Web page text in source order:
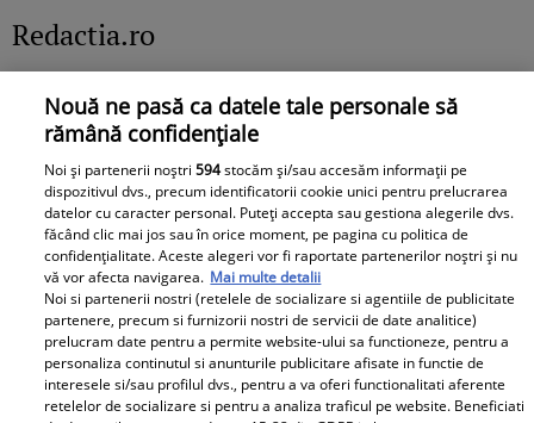
lui. Nimeni, dar nimeni
nu-și imagina că va
rosti asemenea cuvinte:
”Soția mea...”
foarte frumoasă
și...cunoscută! Cine
este, de fapt, femeia
care l-a cucerit
politicianul pe care
tabăra Bolojan și l-ar
dori premier
televiziune în România,
iar un detaliu uluitoare
despre cariera ei atrage
mereu pe micul ecran,
dar e...
Redactia.ro
Ce să nu arunci SUB
NICI O FORMA din casă
astăzi, de Schimbarea la
Față . Se spune ca ....
Doliu în lumea
sportului! S-a stins la
numai 37 de ani...
Nouă ne pasă ca datele tale personale să
rămână confidențiale
Noi și partenerii noștri594stocăm și/sau accesăm informații pe
dispozitivul dvs., precum identificatorii cookie unici pentru prelucrarea
datelor cu caracter personal. Puteți accepta sau gestiona alegerile dvs.
făcând clic mai jos sau în orice moment, pe pagina cu politica de
confidențialitate. Aceste alegeri vor fi raportate partenerilor noștri și nu
vă vor afecta navigarea. Mai multe detalii
Noi si partenerii nostri (retelele de socializare si agentiile de publicitate
partenere, precum si furnizorii nostri de servicii de date analitice)
prelucram date pentru a permite website-ului sa functioneze, pentru a
personaliza continutul si anunturile publicitare afisate in functie de
interesele si/sau profilul dvs., pentru a va oferi functionalitati aferente
retelelor de socializare si pentru a analiza traficul pe website. Beneficiati